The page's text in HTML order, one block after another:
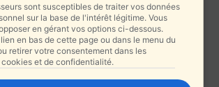
sont susceptibles de traiter vos données
sur la base de l'intérêt légitime. Vous
en gérant vos options ci-dessous.
en bas de cette page ou dans le menu du
retirer votre consentement dans les
cookies et de confidentialité.